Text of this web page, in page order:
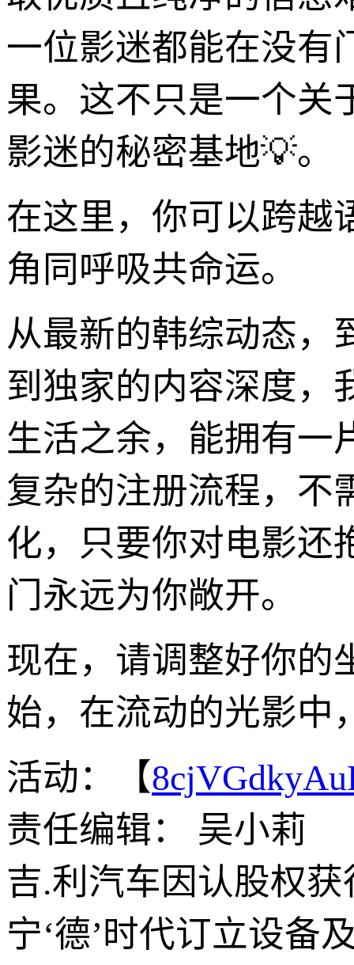
一位影迷都能在没有
果。这不只是一个关
影迷的秘密基地💡。
在这里，你可以跨越
角同呼吸共命运。
从最新的韩综动态，
到独家的内容深度，
生活之余，能拥有一
复杂的注册流程，不
化，只要你对电影还
门永远为你敞开。
现在，请调整好你的
始，在流动的光影中
活动：【
责任编辑： 吴小莉
吉.利汽车因认股权
宁‘德’时代订立设备